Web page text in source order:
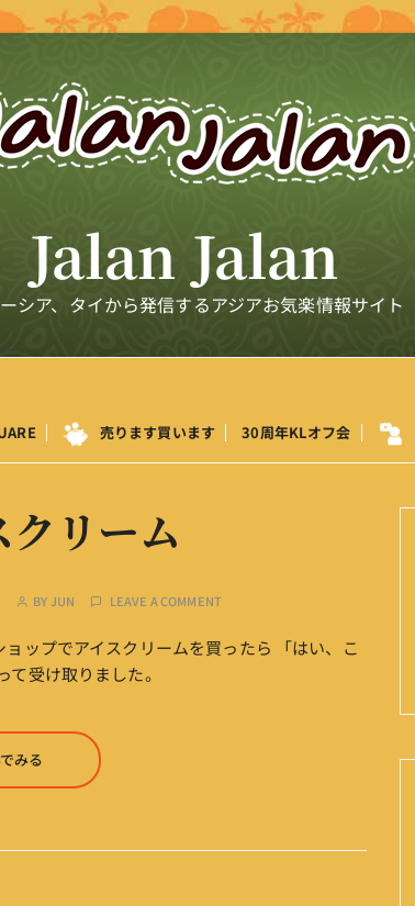
Jalan Jalan
シア、タイから発信するアジアお気楽情報サイト
売ります買います 30周年KLオフ会
クリーム
BYJUN LEAVE A COMMENT
ップでアイスクリームを買ったら 「はい、こ
受け取りました。
みる